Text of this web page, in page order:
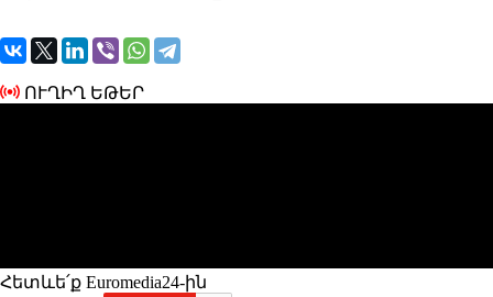
ՈՒՂԻՂ ԵԹԵՐ
Հետևե՛ք Euromedia24-ին